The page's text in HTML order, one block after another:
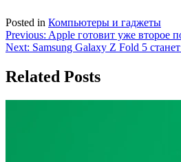
Posted in Компьютеры и гаджеты
Навигация
по
записям
Previous: Apple готовит уже второе
Next: Samsung Galaxy Z Fold 5
Related Posts